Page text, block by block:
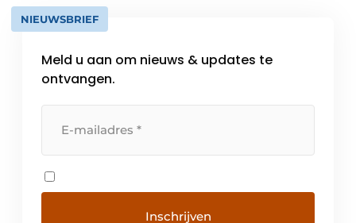
NIEUWSBRIEF
Meld u aan om nieuws & updates te
ontvangen.